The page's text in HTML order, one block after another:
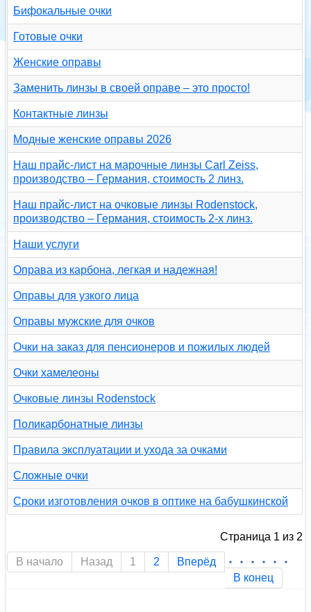
Бифокальные очки
Готовые очки
Женские оправы
Заменить линзы в своей оправе – это просто!
Контактные линзы
Модные женские оправы 2026
Наш прайс-лист на марочные линзы Carl Zeiss,
производство – Германия, стоимость 2 линз.
Наш прайс-лист на очковые линзы Rodenstock,
производство – Германия, стоимость 2-х линз.
Наши услуги
Оправа из карбона, легкая и надежная!
Оправы для узкого лица
Оправы мужские для очков
Очки на заказ для пенсионеров и пожилых людей
Очки хамелеоны
Очковые линзы Rodenstock
Поликарбонатные линзы
Правила эксплуатации и ухода за очками
Сложные очки
Сроки изготовления очков в оптике на бабушкинской
Страница 1 из 2
В начало Назад 1 2
Вперёд
В конец